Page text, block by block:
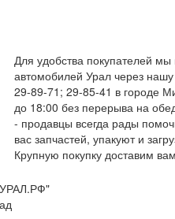
Для удобства покупателей
автомобилей Урал через
29-89-71; 29-85-41 в городе
до 18:00 без перерыва на
- продавцы всегда рады
вас запчастей, упакуют и
Крупную покупку доставим